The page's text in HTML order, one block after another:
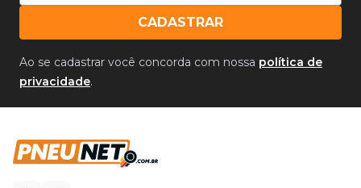
CADASTRAR
Ao se cadastrar você concorda com nossa política de
privacidade.